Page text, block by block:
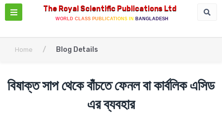
The Royal Scientific Publications Ltd
WORLD CLASS PUBLICATIONS IN BANGLADESH
Home / Blog Details
বিষাক্ত সাপ থেকে বাঁচতে ফেনল বা কার্বলিক এসিড
এর ব্যবহার